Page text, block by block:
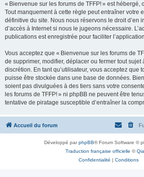
« Bienvenue sur les forums de TFFP! » est hébergé,
Tout manquement à cette règle peut entraîner votre
définitive du site. Nous nous réservons le droit d’en
d’accès à Internet si nous le jugeons nécessaire.
publications est enregistrée pour faciliter
Vous acceptez que « Bienvenue sur les forums de
de supprimer, modifier, déplacer ou fermer tout sujet
discrétion. En tant qu’utilisateur, vous acceptez que
puisse être stockée dans une base de données.
soient pas divulguées à des tiers sans votre
les forums de TFFP! » ni phpBB ne peuvent être
tentative de piratage susceptible d’entraîner la
Accueil du forum
Développé parphpBB® Forum Software ©
Traduction française officielle ©
Confidentialité | Conditions